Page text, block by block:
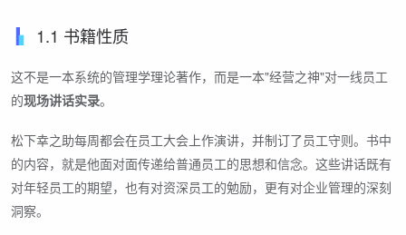
1.1 书籍性质
这不是一本系统的管理学理论著作，而是一本"经营之神"对一线员工
的现场讲话实录。
松下幸之助每周都会在员工大会上作演讲，并制订了员工守则。书中
的内容，就是他面对面传递给普通员工的思想和信念。这些讲话既有
对年轻员工的期望，也有对资深员工的勉励，更有对企业管理的深刻
洞察。